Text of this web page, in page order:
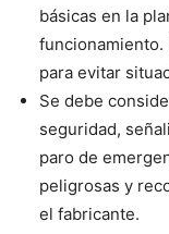
básicas en la
funcionamiento.
para evitar
Se debe
seguridad,
paro de
peligrosas y
el fabricante.